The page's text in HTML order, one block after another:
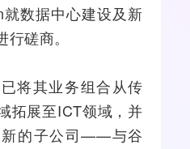
数据中心建设及新
磋商。
将其业务组合从传
拓展至ICT领域，并
新的子公司——与谷